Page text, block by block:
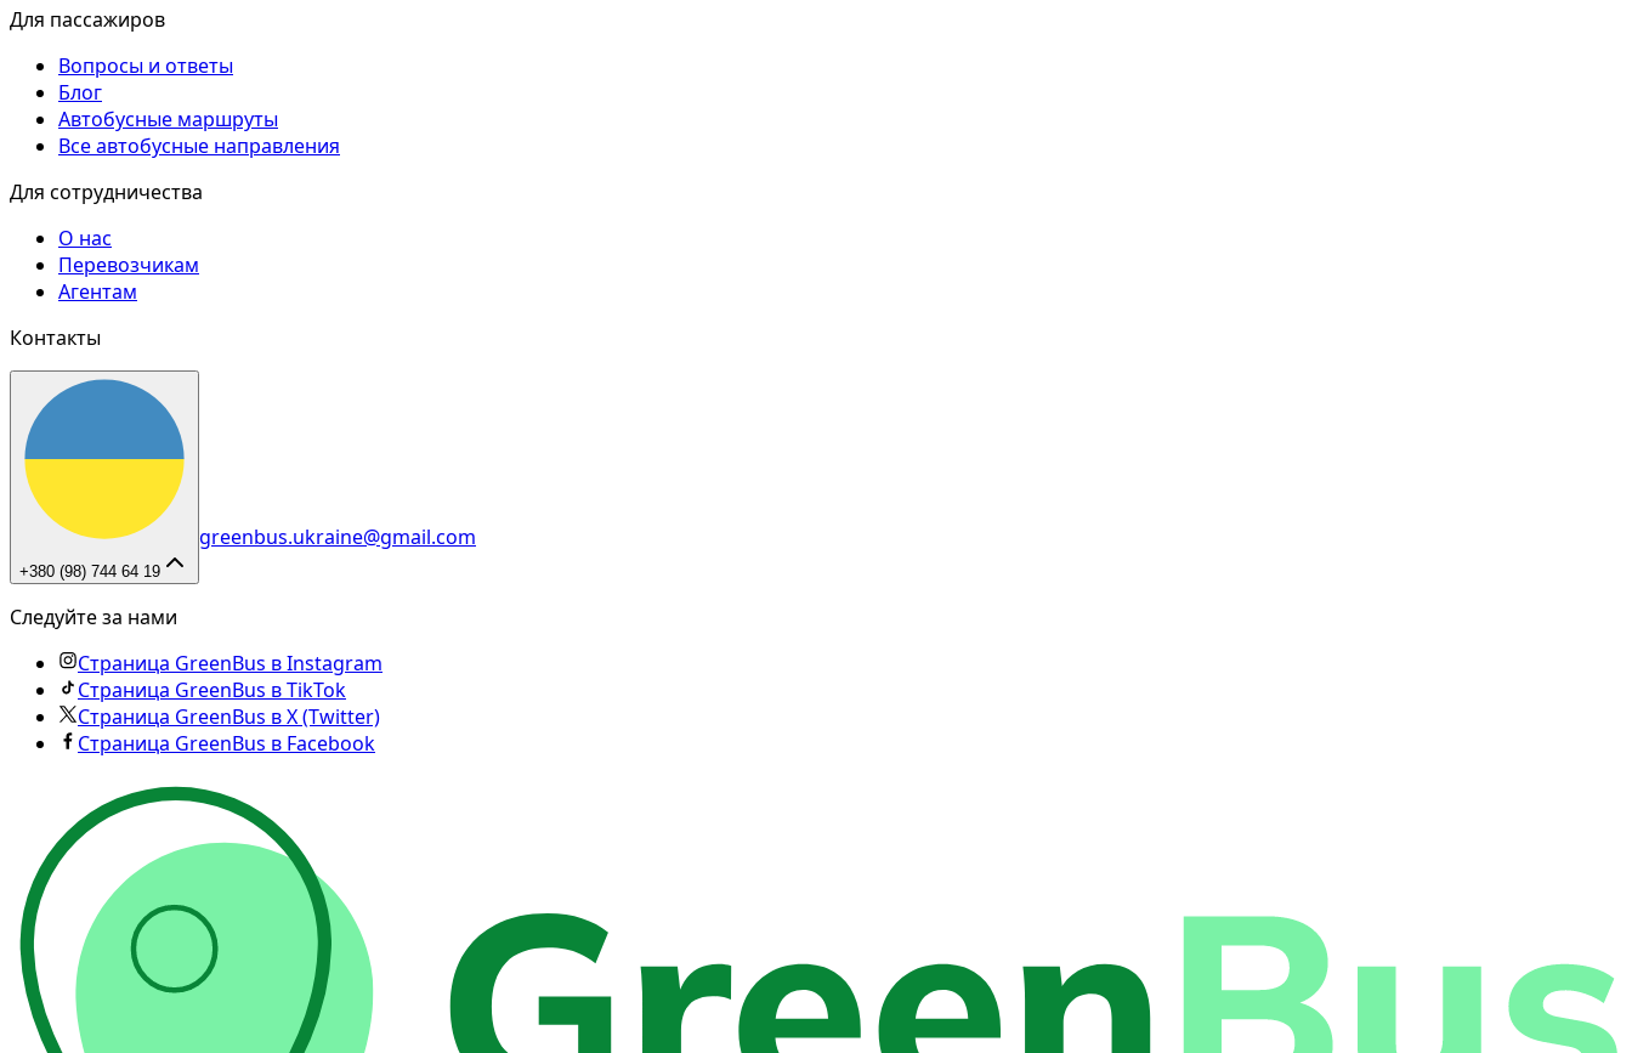
Для пассажиров
Вопросы и ответы
Блог
Автобусные маршруты
Все автобусные направления
Для сотрудничества
О нас
Перевозчикам
Агентам
Контакты
+380 (98) 744 64 19
greenbus.ukraine@gmail.com
Следуйте за нами
Страница GreenBus в Instagram
Страница GreenBus в TikTok
Страница GreenBus в X (Twitter)
Страница GreenBus в Facebook